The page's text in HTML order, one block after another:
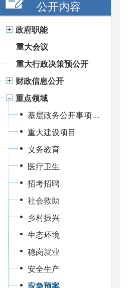
公开内容
政府职能
重大会议
重大行政决策预公开
财政信息公开
重点领域
基层政务公开事项标准目录
重大建设项目
义务教育
医疗卫生
招考招聘
社会救助
乡村振兴
生态环境
稳岗就业
安全生产
应急预案